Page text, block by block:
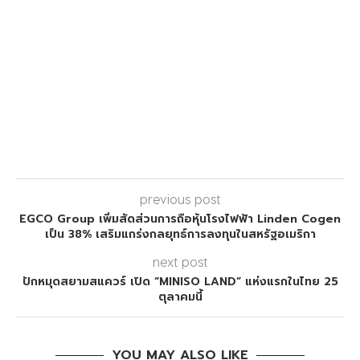
previous post
EGCO Group เพิ่มสัดส่วนการถือหุ้นโรงไฟฟ้า Linden Cogen
เป็น 38% เสริมแกร่งกลยุทธ์การลงทุนในสหรัฐอเมริกา
next post
ปักหมุดสยามสแควร์ เปิด “MINISO LAND” แห่งแรกในไทย 25
ตุลาคมนี้
YOU MAY ALSO LIKE